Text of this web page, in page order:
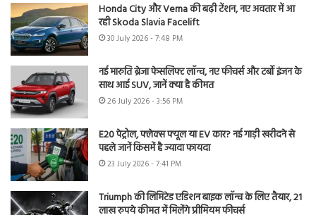
Honda City और Verna की बढ़ी टेंशन, नए अवतार में आ
रही Skoda Slavia Facelift
30 July 2026 - 7:48 PM
नई मारुति ब्रेजा फेसलिफ्ट लॉन्च, नए फीचर्स और टर्बो इंजन के
साथ आई SUV, जानें क्या है कीमत
26 July 2026 - 3:56 PM
E20 पेट्रोल, फ्लेक्स फ्यूल या EV कार? नई गाड़ी खरीदने से
पहले जानें किसमें है ज्यादा फायदा
23 July 2026 - 7:41 PM
Triumph की लिमिटेड एडिशन बाइक लॉन्च के लिए तैयार, 21
लाख रुपये कीमत में मिलेंगे प्रीमियम फीचर्स